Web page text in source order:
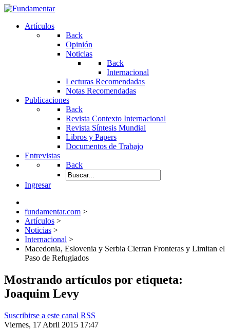
Artículos
Back
Opinión
Noticias
Back
Internacional
Lecturas Recomendadas
Notas Recomendadas
Publicaciones
Back
Revista Contexto Internacional
Revista Síntesis Mundial
Libros y Papers
Documentos de Trabajo
Entrevistas
Back
Ingresar
fundamentar.com >
Artículos >
Noticias >
Internacional >
Macedonia, Eslovenia y Serbia Cierran Fronteras y Limitan el
Paso de Refugiados
Mostrando artículos por etiqueta:
Joaquim Levy
Suscribirse a este canal RSS
Viernes, 17 Abril 2015 17:47